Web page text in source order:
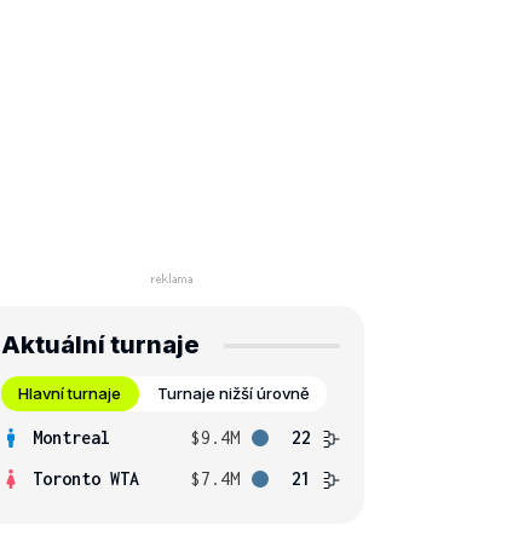
Aktuální turnaje
Hlavní turnaje Turnaje nižší úrovně
Montreal $9.4M
22
Toronto WTA
$7.4M 21